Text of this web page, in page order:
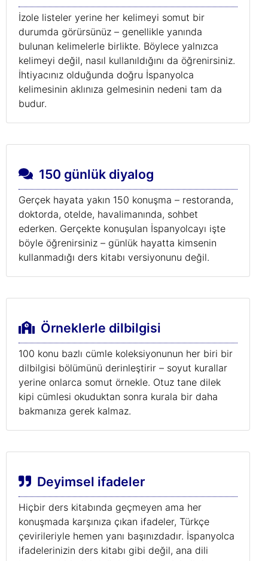
İzole listeler yerine her kelimeyi somut bir
durumda görürsünüz – genellikle yanında
bulunan kelimelerle birlikte. Böylece yalnızca
kelimeyi değil, nasıl kullanıldığını da öğrenirsiniz.
İhtiyacınız olduğunda doğru İspanyolca
kelimesinin aklınıza gelmesinin nedeni tam da
budur.
150 günlük diyalog
Gerçek hayata yakın 150 konuşma – restoranda,
doktorda, otelde, havalimanında, sohbet
ederken. Gerçekte konuşulan İspanyolcayı işte
böyle öğrenirsiniz – günlük hayatta kimsenin
kullanmadığı ders kitabı versiyonunu değil.
Örneklerle dilbilgisi
100 konu bazlı cümle koleksiyonunun her biri bir
dilbilgisi bölümünü derinleştirir – soyut kurallar
yerine onlarca somut örnekle. Otuz tane dilek
kipi cümlesi okuduktan sonra kurala bir daha
bakmanıza gerek kalmaz.
Deyimsel ifadeler
Hiçbir ders kitabında geçmeyen ama her
konuşmada karşınıza çıkan ifadeler, Türkçe
çevirileriyle hemen yanı başınızdadır. İspanyolca
ifadelerinizin ders kitabı gibi değil, ana dili